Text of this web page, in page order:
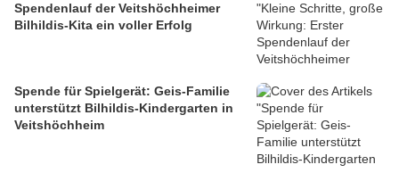
Spendenlauf der Veitshöchheimer
Bilhildis-Kita ein voller Erfolg
Spende für Spielgerät: Geis-Familie
unterstützt Bilhildis-Kindergarten in
Veitshöchheim